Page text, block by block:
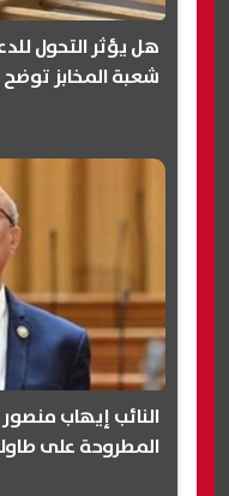
هل يؤثر التحول
شعبة المخابز توضح
النائب إيهاب
المطروحة على